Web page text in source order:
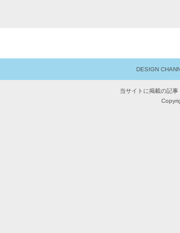
DESIGN
当サイトに掲載の記